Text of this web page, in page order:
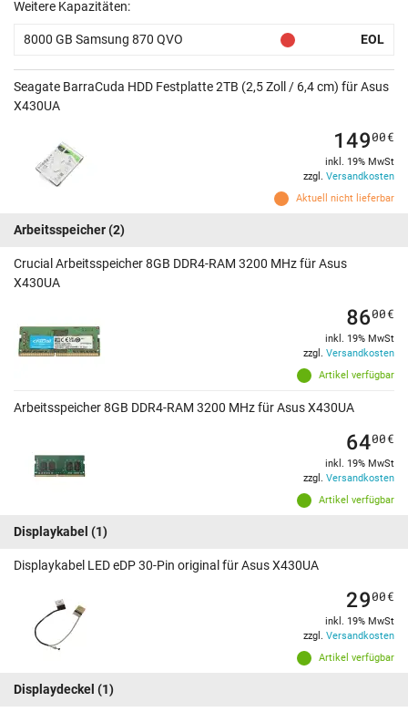
Weitere Kapazitäten:
8000 GB Samsung 870 QVO EOL
Seagate BarraCuda HDD Festplatte 2TB (2,5 Zoll / 6,4 cm) für Asus
X430UA
Aktuell nicht lieferbar
14900€
inkl. 19% MwSt
zzgl. Versandkosten
Arbeitsspeicher(2)
Crucial Arbeitsspeicher 8GB DDR4-RAM 3200 MHz für Asus
X430UA
Artikel verfügbar
8600€
inkl. 19% MwSt
zzgl. Versandkosten
Arbeitsspeicher 8GB DDR4-RAM 3200 MHz für Asus X430UA
Artikel verfügbar
6400€
inkl. 19% MwSt
zzgl. Versandkosten
Displaykabel (1)
Displaykabel LED eDP 30-Pin original für Asus X430UA
Artikel verfügbar
2900€
inkl. 19% MwSt
zzgl. Versandkosten
Displaydeckel (1)